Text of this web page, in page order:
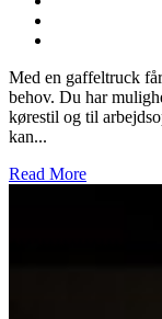
Med en gaffeltruck
behov. Du har
kørestil og til
kan...
Read More